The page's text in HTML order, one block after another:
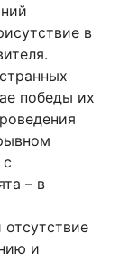
в
победы их
– в
и